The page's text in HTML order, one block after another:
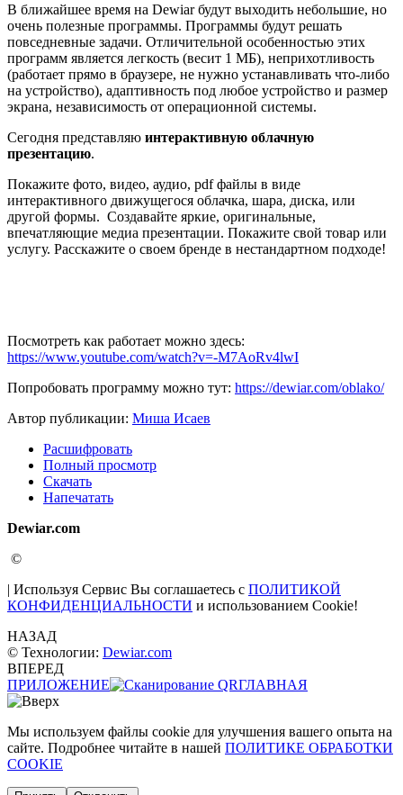
В ближайшее время на Dewiar будут выходить небольшие, но
очень полезные программы. Программы будут решать
повседневные задачи. Отличительной особенностью этих
программ является легкость (весит 1 МБ), неприхотливость
(работает прямо в браузере, не нужно устанавливать что-либо
на устройство), адаптивность под любое устройство и размер
экрана, независимость от операционной системы.
Сегодня представляю интерактивную облачную
презентацию.
Покажите фото, видео, аудио, pdf файлы в виде
интерактивного движущегося облачка, шара, диска, или
другой формы. Создавайте яркие, оригинальные,
впечатляющие медиа презентации. Покажите свой товар или
услугу. Расскажите о своем бренде в нестандартном подходе!
Посмотреть как работает можно здесь:
https://www.youtube.com/watch?v=-M7AoRv4lwI
Попробовать программу можно тут: https://dewiar.com/oblako/
Автор публикации: Миша Исаев
Расшифровать
Полный просмотр
Скачать
Напечатать
Dewiar.com
©
| Используя Сервис Вы соглашаетесь с ПОЛИТИКОЙ
КОНФИДЕНЦИАЛЬНОСТИ и использованием Cookie!
НАЗАД
© Технологии: Dewiar.com
ВПЕРЕД
ПРИЛОЖЕНИЕ
ГЛАВНАЯ
Мы используем файлы cookie для улучшения вашего опыта на
сайте. Подробнее читайте в нашей ПОЛИТИКЕ ОБРАБОТКИ
COOKIE